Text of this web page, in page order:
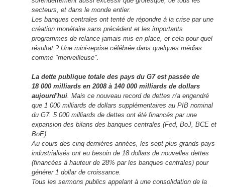
secteurs, et dans le monde entier.
Les banques centrales ont tenté de répondre à la crise par une
création monétaire sans précédent et les importants
programmes de relance jamais mis en place, et cela pour quel
résultat ? Une mini-reprise célébrée dans quelques médias
comme "merveilleuse".
La dette publique totale des pays du G7 est passée de
18 000 milliards en 2008 à 140 000 milliards de dollars
aujourd'hui. Mais ce nouveau record de dettes n'a engendré
que 1 000 milliards de dollars supplémentaires au PIB nominal
du G7. 5 000 milliards de dettes ont été financés par une
expansion des bilans des banques centrales (Fed, BoJ, BCE et
BoE).
Au cours des cinq dernières années, les sept plus grands pays
industrialisés ont eu besoin de 18 dollars de nouvelles dettes
(financées à hauteur de 28% par les banques centrales) pour
générer 1 dollar de croissance.
Tous les sermons publics appelant à une consolidation de la